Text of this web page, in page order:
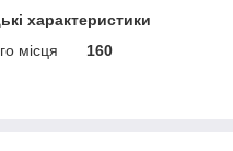
характеристики
місця
160